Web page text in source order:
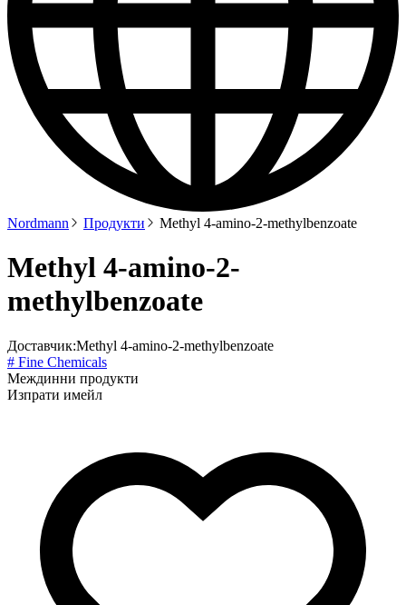
Nordmann Продукти Methyl 4-amino-2-methylbenzoate
Methyl 4-amino-2-
methylbenzoate
Доставчик:Methyl 4-amino-2-methylbenzoate
# Fine Chemicals
Междинни продукти
Изпрати имейл